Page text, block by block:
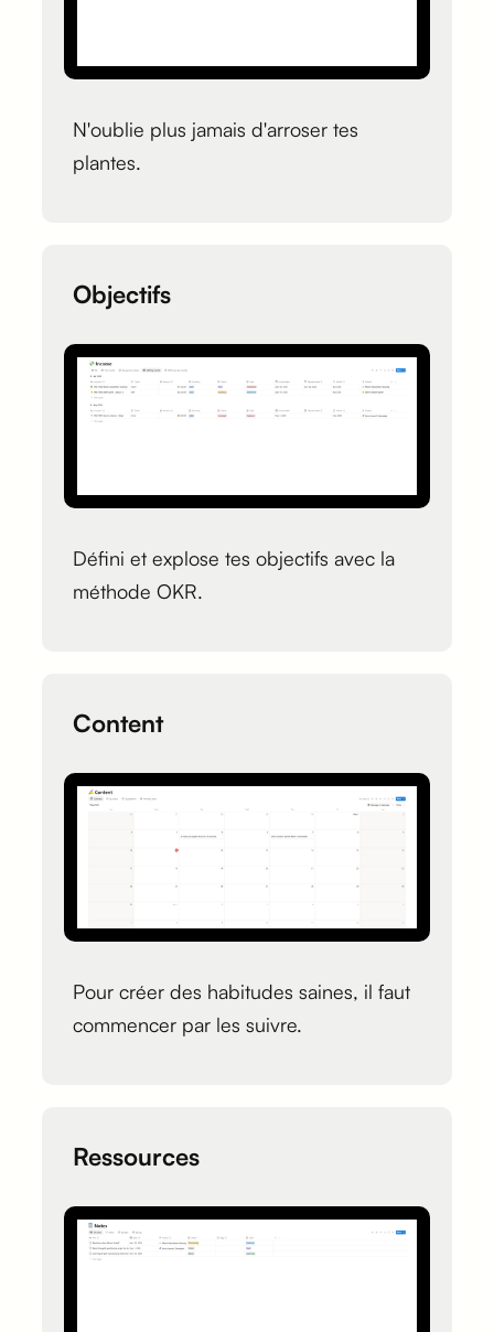
N'oublie plus jamais d'arroser tes
plantes.
Objectifs
Défini et explose tes objectifs avec la
méthode OKR.
Content
Pour créer des habitudes saines, il faut
commencer par les suivre.
Ressources